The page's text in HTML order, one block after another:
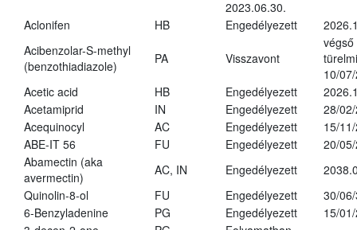
2023.06.30.
Aclonifen HB Engedélyezett
Acibenzolar-S-methyl
(benzothiadiazole)
PA Visszavont
végső
10/
Acetic acid
HB Engedélyezett
Acetamiprid
IN Engedélyezett
28/
Acequinocyl
AC Engedélyezett
15/
ABE-IT 56
FU Engedélyezett
20/
Abamectin (aka
avermectin)
AC, IN Engedélyezett
Quinolin-8-ol
FU Engedélyezett
30/
6-Benzyladenine
PG Engedélyezett
15/